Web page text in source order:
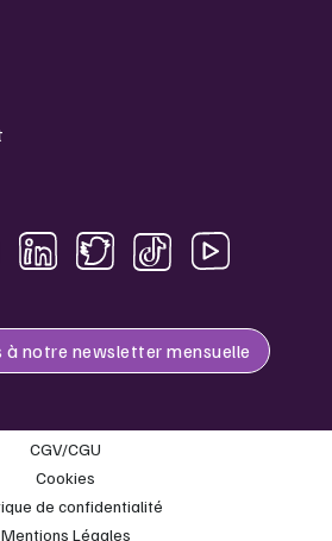
notre newsletter mensuelle
CGV/CGU
Cookies
de confidentialité
Mentions Légales